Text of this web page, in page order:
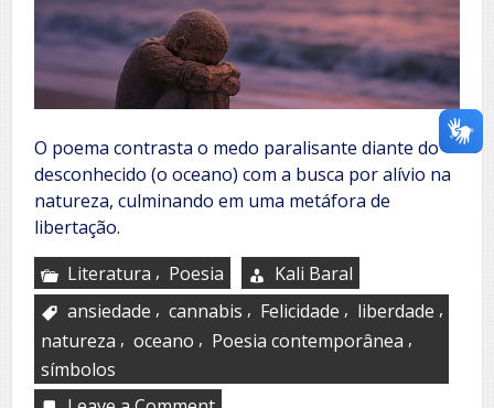
O poema contrasta o medo paralisante diante do
desconhecido (o oceano) com a busca por alívio na
natureza, culminando em uma metáfora de
libertação.
Literatura , Poesia
Kali Baral
ansiedade , cannabis , Felicidade , liberdade ,
natureza , oceano , Poesia contemporânea ,
símbolos